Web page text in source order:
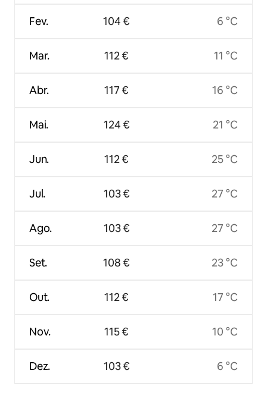
Fev.
Mar.
Abr.
Mai.
Jun.
Jul.
Ago.
Set.
Out.
Nov.
Dez.
104 €
112 €
117 €
124 €
112 €
103 €
103 €
108 €
112 €
115 €
103 €
6 °C
11 °C
16 °C
21 °C
25 °C
27 °C
27 °C
23 °C
17 °C
10 °C
6 °C